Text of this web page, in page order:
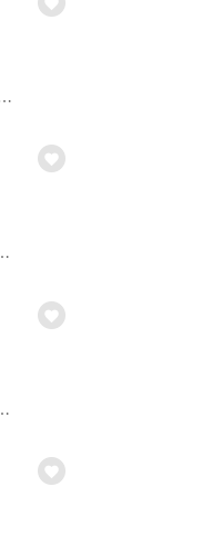
藤芳雄(県民リポーター)/岩渕葵(KFBアナウンサー)／ 紹介メニュー：「五目あんかけラーメン」９００円 ※メニューや価格等は撮影当時のものです。
ウンサー)／ 紹介メニュー：「ハンバーグセット」１，４００円 ※メニューや価格等は撮影当時のものです。
川内じゅうねんラーメン」９００円・「もりたろうラーメン」８５０円・「汁なし坦坦麺」６５０円 ※メニューや価格等は撮影当時のものです。